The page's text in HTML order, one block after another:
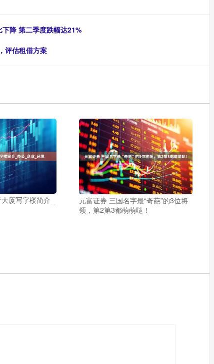
降 第二季度跌幅达21%
评估租借方案
厦写字楼简介_
元富证券 三国名字最“奇葩”的3位将
领，第2第3都萌萌哒！